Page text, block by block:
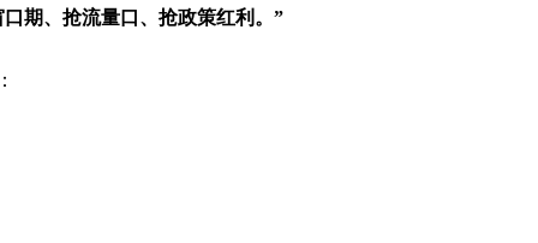
期、抢流量口、抢政策红利。”